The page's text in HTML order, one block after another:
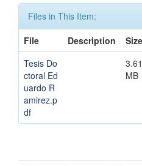
Files in This Item:
File
Description Size
Tesis Do
ctoral Ed
uardo R
amirez.p
df
3.61
MB